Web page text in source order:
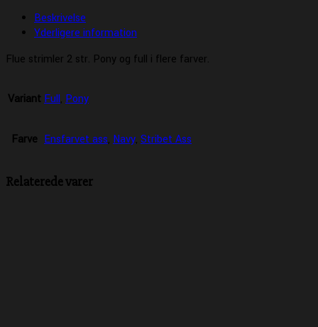
Beskrivelse
Yderligere information
Flue strimler 2 str. Pony og full i flere farver.
Variant Full, Pony
Farve Ensfarvet ass, Navy, Stribet Ass
Relaterede varer